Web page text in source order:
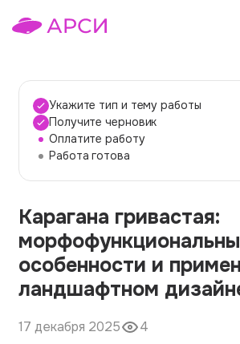
Темы работ
О сервисе
О компании
Наши гарантии
Порядок оплаты
Контакты
Укажите тип и тему работы
Получите черновик
Оплатите работу
Работа готова
Карагана гривастая:
особенности и
ландшафтном
17 декабря 2025 4